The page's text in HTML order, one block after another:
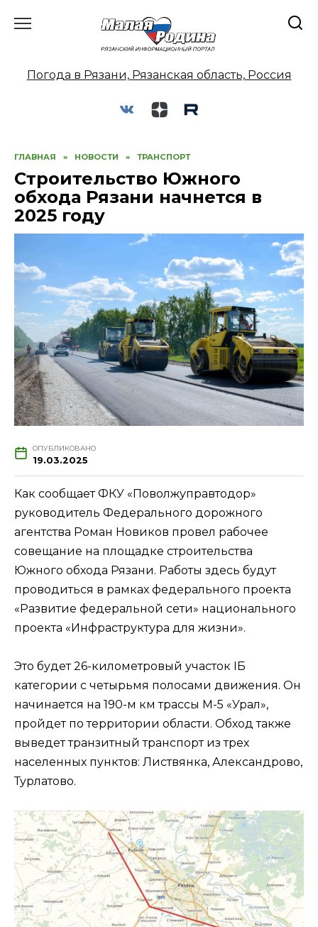
Погода в Рязани, Рязанская область, Россия
ГЛАВНАЯ » НОВОСТИ » ТРАНСПОРТ
Строительство Южного
обхода Рязани начнется в
2025 году
ОПУБЛИКОВАНО
19.03.2025
Как сообщает ФКУ «Поволжуправтодор»
руководитель Федерального дорожного
агентства Роман Новиков провел рабочее
совещание на площадке строительства
Южного обхода Рязани. Работы здесь будут
проводиться в рамках федерального проекта
«Развитие федеральной сети» национального
проекта «Инфраструктура для жизни».
Это будет 26-километровый участок IБ
категории с четырьмя полосами движения. Он
начинается на 190-м км трассы М-5 «Урал»,
пройдет по территории области. Обход также
выведет транзитный транспорт из трех
населенных пунктов: Листвянка, Александрово,
Турлатово.